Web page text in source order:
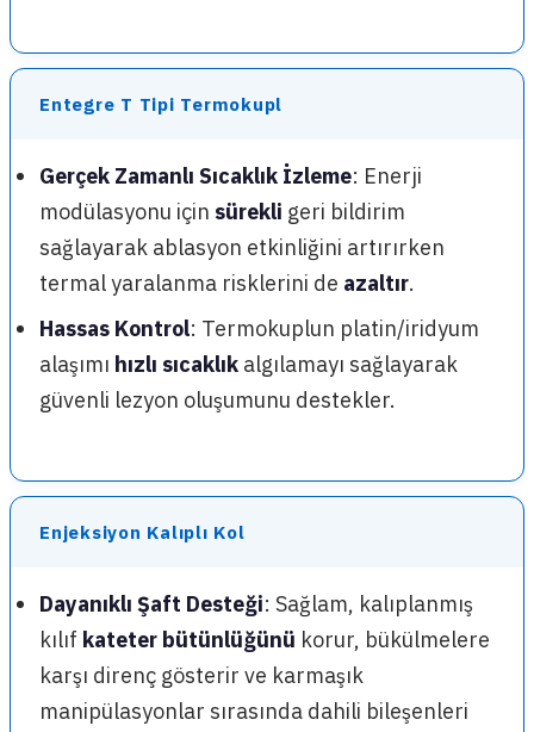
Entegre T Tipi Termokupl
Gerçek Zamanlı Sıcaklık İzleme: Enerji
modülasyonu için sürekli geri bildirim
sağlayarak ablasyon etkinliğini artırırken
termal yaralanma risklerini de azaltır.
Hassas Kontrol: Termokuplun platin/iridyum
alaşımı hızlı sıcaklık algılamayı sağlayarak
güvenli lezyon oluşumunu destekler.
Enjeksiyon Kalıplı Kol
Dayanıklı Şaft Desteği: Sağlam, kalıplanmış
kılıf kateter bütünlüğünü korur, bükülmelere
karşı direnç gösterir ve karmaşık
manipülasyonlar sırasında dahili bileşenleri